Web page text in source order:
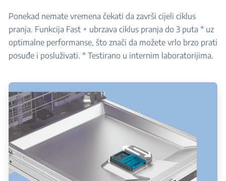
Ponekad nemate vremena čekati da završi cijeli ciklus
pranja. Funkcija Fast + ubrzava ciklus pranja do 3 puta * uz
optimalne performanse, što znači da možete vrlo brzo prati
posuđe i posluživati. * Testirano u internim laboratorijima.